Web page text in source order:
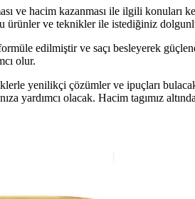
ve hacim kazanması ile ilgili
ürünler ve teknikler ile istediğiniz
edilmiştir ve saçı besleyerek
olur.
yenilikçi çözümler ve ipuçları
yardımcı olacak. Hacim tagımız